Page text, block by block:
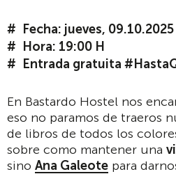
Fecha: jueves, 09.10.2025
Hora: 19:00 H
Entrada gratuita
En Bastardo Hostel nos
eso no paramos de traeros
de libros de todos los
sobre como mantener una
sino Ana Galeote para